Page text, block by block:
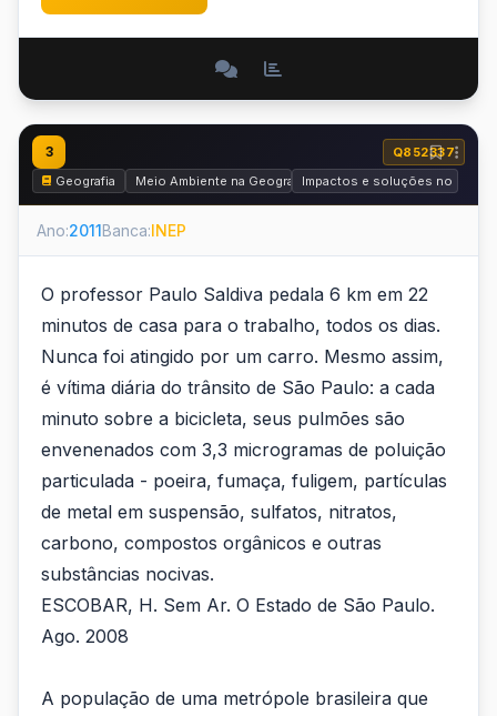
3
Q852337
Geografia
Meio Ambiente na GeografiaImpactos e soluções no meio
Ano:2011Banca:INEP
O professor Paulo Saldiva pedala 6 km em 22
minutos de casa para o trabalho, todos os dias.
Nunca foi atingido por um carro. Mesmo assim,
é vítima diária do trânsito de São Paulo: a cada
minuto sobre a bicicleta, seus pulmões são
envenenados com 3,3 microgramas de poluição
particulada - poeira, fumaça, fuligem, partículas
de metal em suspensão, sulfatos, nitratos,
carbono, compostos orgânicos e outras
substâncias nocivas.
ESCOBAR, H. Sem Ar. O Estado de São Paulo.
Ago. 2008
A população de uma metrópole brasileira que